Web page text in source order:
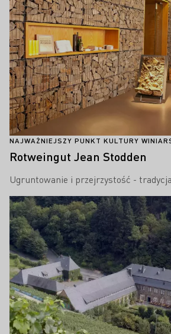
NAJWAŻNIEJSZY PUNKT KULTURY
Rotweingut Jean Stodden
Ugruntowanie i przejrzystość -
Proszę dowiedzieć się więcej